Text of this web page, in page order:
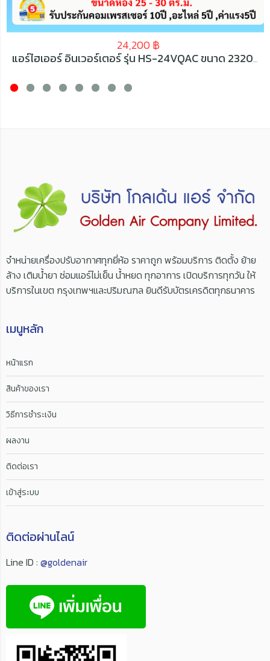
24,200 ฿
แอร์ไฮเออร์ อินเวอร์เตอร์ รุ่น HS-24VQAC ขนาด 23200 BTU
จำหน่ายเครื่องปรับอากาศทุกยี่ห้อ ราคาถูก พร้อมบริการ ติดตั้ง ย้าย
ล้าง เติมน้ำยา ซ่อมแอร์ไม่เย็น น้ำหยด ทุกอาการ เปิดบริการทุกวัน ให้
บริการในเขต กรุงเทพฯและปริมณฑล ยินดีรับบัตรเครดิตทุกธนาคาร
เมนูหลัก
หน้าแรก
สินค้าของเรา
วิธีการชำระเงิน
ผลงาน
ติดต่อเรา
เข้าสู่ระบบ
ติดต่อผ่านไลน์
Line ID : @goldenair